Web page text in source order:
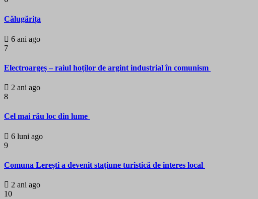
Călugărița
6 ani ago
7
Electroargeș – raiul hoților de argint industrial în comunism
2 ani ago
8
Cel mai rău loc din lume
6 luni ago
9
Comuna Lerești a devenit stațiune turistică de interes local
2 ani ago
10